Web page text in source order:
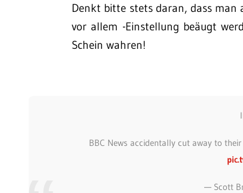
Denkt bitte stets daran, dass man
vor allem -Einstellung beäugt
Schein wahren!
BBC News accidentally cut away to
— Scott